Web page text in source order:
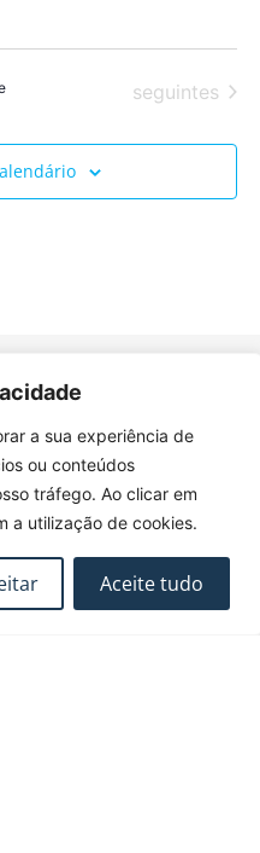
a sua experiência de
ou conteúdos
tráfego. Ao clicar em
a utilização de cookies.
Aceite tudo
Eventos
seguintes
e o
Civil e Arquitectura.